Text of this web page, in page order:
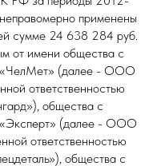
применены
сумме 24 638 284 руб.
от имени общества с
«ЧелМет» (далее - ООО
ответственностью
общества с
«Эксперт» (далее - ООО
ответственностью
общества с